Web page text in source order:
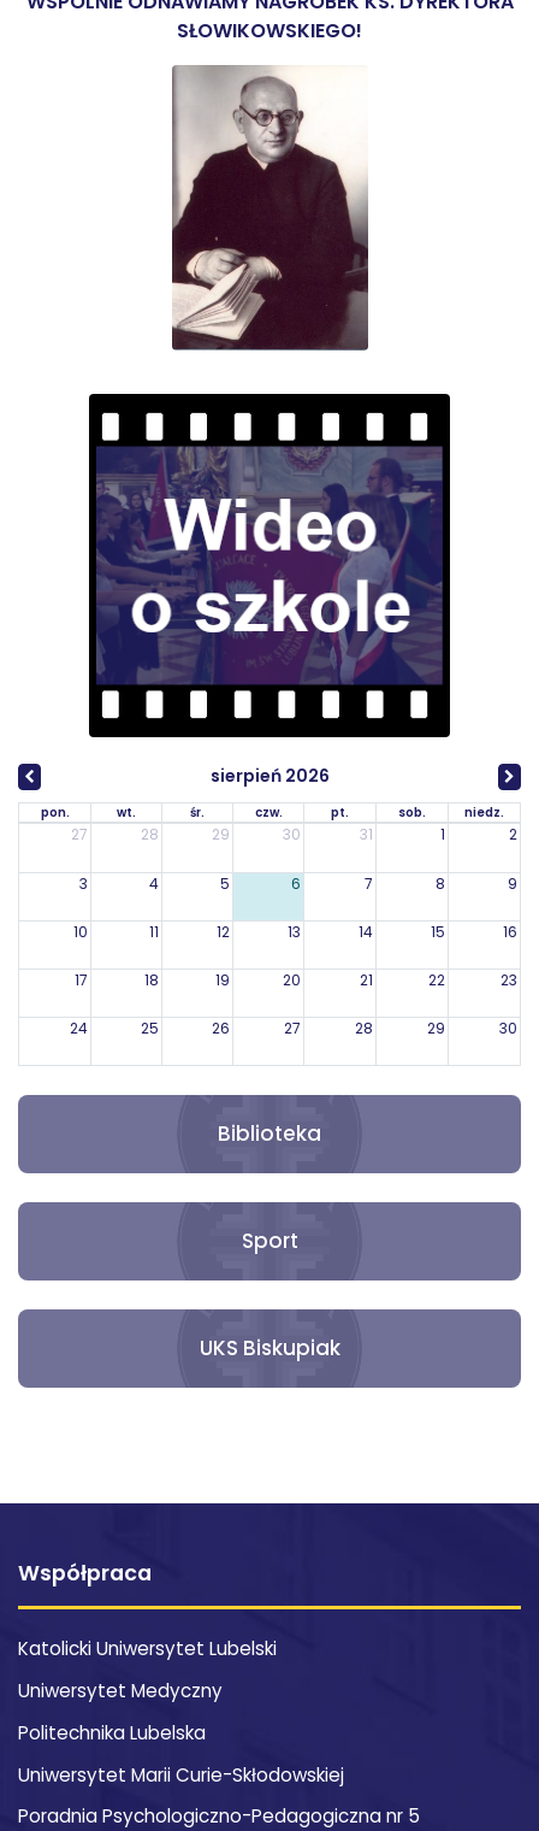
SŁOWIKOWSKIEGO!
sierpień 2026
pon. wt. śr. czw. pt. sob. niedz.
27 28 29 30 31 1 2
3 4 5 6 7 8 9
10 11 12 13 14 15 16
17 18 19 20 21 22 23
24 25 26 27 28 29 30
Biblioteka
Sport
UKS Biskupiak
Współpraca
Katolicki Uniwersytet Lubelski
Uniwersytet Medyczny
Politechnika Lubelska
Uniwersytet Marii Curie-Skłodowskiej
Poradnia Psychologiczno-Pedagogiczna nr 5